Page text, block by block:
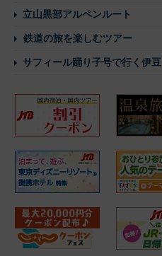
立山黒部アルペンルート
鉄道の旅を楽しむツアー
サフィール踊り子号で行く伊豆